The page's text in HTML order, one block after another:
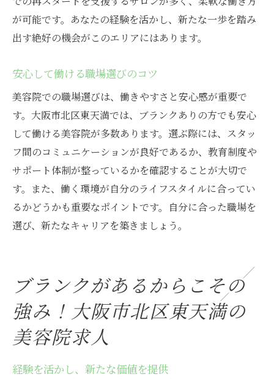
が可能です。あなたの経験を活かし、新たな一歩を踏み
出す絶好の機会がこのエリアにはあります。
安心して働ける職場選びのコツ
美容院での職場選びは、働きやすさと安心感が重要で
す。大阪市北区東天満では、ブランクありの方でも安心
して働ける美容院が多数あります。選ぶ際には、スタッ
フ間のコミュニケーションが良好であるか、教育制度や
サポート体制が整っているかを確認することが大切で
す。また、働く環境が自分のライフスタイルに合ってい
るかどうかも重要なポイントです。自分に合った職場を
選び、新たなキャリアを築きましょう。
ブランクがあるからこその
強み！大阪市北区東天満の
美容院求人
経験を活かし、新たな価値を提供